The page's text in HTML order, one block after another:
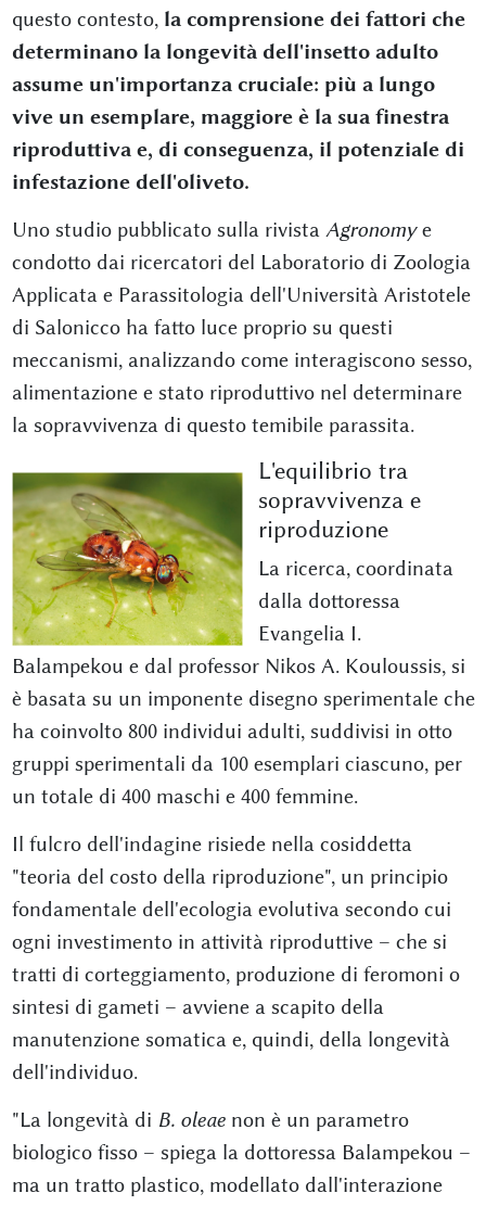
questo contesto, la comprensione dei fattori che
determinano la longevità dell'insetto adulto
assume un'importanza cruciale: più a lungo
vive un esemplare, maggiore è la sua finestra
riproduttiva e, di conseguenza, il potenziale di
infestazione dell'oliveto.
Uno studio pubblicato sulla rivista Agronomye
condotto dai ricercatori del Laboratorio di Zoologia
Applicata e Parassitologia dell'Università Aristotele
di Salonicco ha fatto luce proprio su questi
meccanismi, analizzando come interagiscono sesso,
alimentazione e stato riproduttivo nel determinare
la sopravvivenza di questo temibile parassita.
L'equilibrio tra
sopravvivenza e
riproduzione
La ricerca, coordinata
dalla dottoressa
Evangelia I.
Balampekou e dal professor Nikos A. Kouloussis, si
è basata su un imponente disegno sperimentale che
ha coinvolto 800 individui adulti, suddivisi in otto
gruppi sperimentali da 100 esemplari ciascuno, per
un totale di 400 maschi e 400 femmine.
Il fulcro dell'indagine risiede nella cosiddetta
"teoria del costo della riproduzione", un principio
fondamentale dell'ecologia evolutiva secondo cui
ogni investimento in attività riproduttive – che si
tratti di corteggiamento, produzione di feromoni o
sintesi di gameti – avviene a scapito della
manutenzione somatica e, quindi, della longevità
dell'individuo.
"La longevità di B. oleaenon è un parametro
biologico fisso – spiega la dottoressa Balampekou –
ma un tratto plastico, modellato dall'interazione